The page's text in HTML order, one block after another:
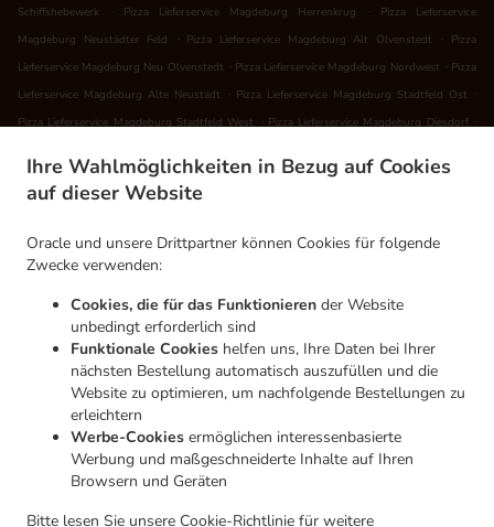
Ihre Wahlmöglichkeiten in Bezug auf Cookies
auf dieser Website
Oracle und unsere Drittpartner können Cookies für folgende
Zwecke verwenden:
Cookies, die für das Funktionieren der Website
unbedingt erforderlich sind
Funktionale Cookies helfen uns, Ihre Daten bei Ihrer
nächsten Bestellung automatisch auszufüllen und die
Website zu optimieren, um nachfolgende Bestellungen zu
erleichtern
Werbe-Cookies ermöglichen interessenbasierte
Werbung und maßgeschneiderte Inhalte auf Ihren
Browsern und Geräten
Bitte lesen Sie unsere Cookie-Richtlinie für weitere
Schiffshebewerk
. Pizza Lieferservice Magdeburg Herrenkrug .
Pizza Lieferservice
Magdeburg Neustädter Feld
. Pizza Lieferservice Magdeburg Alt Olvenstedt . Pizza
Lieferservice Magdeburg Neu Olvenstedt . Pizza Lieferservice Magdeburg Nordwest . Pizza
Lieferservice Magdeburg Alte Neustadt
. Pizza Lieferservice Magdeburg Stadtfeld Ost
.
Pizza Lieferservice Magdeburg Stadtfeld West
. Pizza Lieferservice Magdeburg Diesdorf .
Wolmirstedt Barleber See
. Pizza Lieferservice Wolmirstedt Glindenberg .
Lieferservice Wolmirstedt Mose . Pizza Lieferservice Wolmirstedt Bahnhof Mose-Farsleben
Lieferservice Angern
Pizza Lieferservice Niedere Börde Jersleben
Lieferservice Niedere Börde Bleiche
.
Pizza Lieferservice Niedere Börde Groß Ammensleben
Pizza Lieferservice Niedere Börde
Niederndodeleben . Pizza Lieferservice Niedere Börde Meitzendorf .
Pizza Lieferservice
Niedere Börde Klein Ammensleben . Pizza Lieferservice Niedere Börde Hohenwarsleben
Pizza Lieferservice Niedere Börde Gersdorf
Pizza Lieferservice Niedere Börde
Lieferservice Hohe Börde Klein Rodensleben